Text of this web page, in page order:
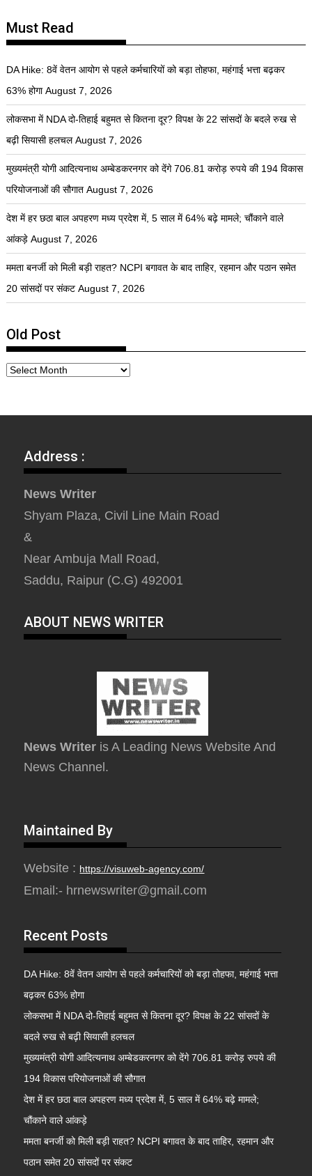
Must Read
DA Hike: 8वें वेतन आयोग से पहले कर्मचारियों को बड़ा तोहफा, महंगाई भत्ता बढ़कर
63% होगा August 7, 2026
लोकसभा में NDA दो-तिहाई बहुमत से कितना दूर? विपक्ष के 22 सांसदों के बदले रुख से
बढ़ी सियासी हलचल August 7, 2026
मुख्यमंत्री योगी आदित्यनाथ अम्बेडकरनगर को देंगे 706.81 करोड़ रुपये की 194 विकास
परियोजनाओं की सौगात August 7, 2026
देश में हर छठा बाल अपहरण मध्य प्रदेश में, 5 साल में 64% बढ़े मामले; चौंकाने वाले
आंकड़े August 7, 2026
ममता बनर्जी को मिली बड़ी राहत? NCPI बगावत के बाद ताहिर, रहमान और पठान समेत
20 सांसदों पर संकट August 7, 2026
Old Post
Address :
News Writer
Shyam Plaza, Civil Line Main Road
&
Near Ambuja Mall Road,
Saddu, Raipur (C.G) 492001
ABOUT NEWS WRITER
News Writer is A Leading News Website And
News Channel.
Maintained By
Website : https://visuweb-agency.com/
Email:- hrnewswriter@gmail.com
Recent Posts
DA Hike: 8वें वेतन आयोग से पहले कर्मचारियों को बड़ा तोहफा, महंगाई भत्ता
बढ़कर 63% होगा
लोकसभा में NDA दो-तिहाई बहुमत से कितना दूर? विपक्ष के 22 सांसदों के
बदले रुख से बढ़ी सियासी हलचल
मुख्यमंत्री योगी आदित्यनाथ अम्बेडकरनगर को देंगे 706.81 करोड़ रुपये की
194 विकास परियोजनाओं की सौगात
देश में हर छठा बाल अपहरण मध्य प्रदेश में, 5 साल में 64% बढ़े मामले;
चौंकाने वाले आंकड़े
ममता बनर्जी को मिली बड़ी राहत? NCPI बगावत के बाद ताहिर, रहमान और
पठान समेत 20 सांसदों पर संकट